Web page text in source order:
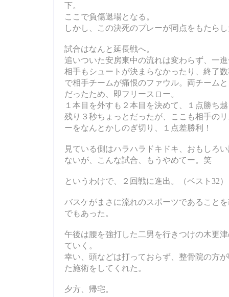
下。
ここで負傷退場となる。
しかし、この決死のプレーが同点をもたら
試合はなんと延長戦へ。
追いついた安房東中の流れは変わらず、一
相手もシュートが決まらなかったり、終了
で相手チームが痛恨のファウル。両チーム
だったため、即フリースロー。
１本目を外すも２本目を決めて、１点勝ち
残り３秒ちょっとだったが、ここも相手の
ーをなんとかしのぎ切り、１点差勝利！
見ている側はハラハラドキドキ、おもしろ
ないが、こんな試合、もうやめてー。笑
というわけで、２回戦に進出。（ベスト32）
バスケがまさに流れのスポーツであること
でもあった。
午後は腰を強打した二男を行きつけの木更
ていく。
幸い、頭などは打っておらず、整骨院の方
た施術をしてくれた。
夕方、帰宅。